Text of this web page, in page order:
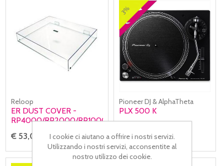
Reloop
ER DUST COVER -
RP4000/RP2000/RP1000
€ 53,00
3%
Pioneer DJ & AlphaTheta
PLX 500 K
€ 399,00 € 389,00
I cookie ci aiutano a offrire i nostri servizi.
Utilizzando i nostri servizi, acconsentite al
nostro utilizzo dei cookie.